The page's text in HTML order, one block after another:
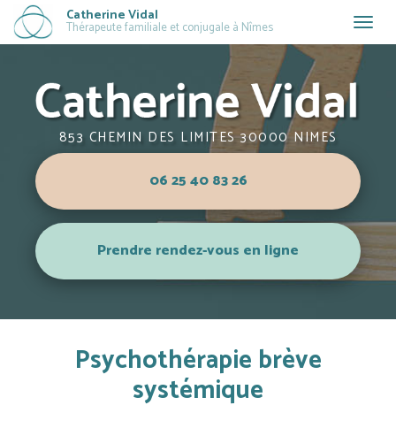
Aller
au
Catherine Vidal
Thérapeute familiale et conjugale à Nîmes
853 CHEMIN DES LIMITES 30000 NIMES
06 25 40 83 26
Prendre rendez-vous en ligne
Psychothérapie brève
systémique